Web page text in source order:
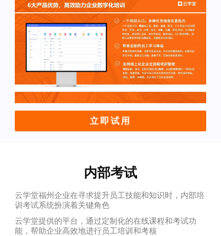
立即试用
内部考试
云学堂福州企业在寻求提升员工技能和知识时，内部培
训考试系统扮演着关键角色
云学堂提供的平台，通过定制化的在线课程和考试功
能，帮助企业高效地进行员工培训和考核